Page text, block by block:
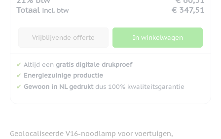
Totaal incl. btw € 347,51
Vrijblijvende offerte In winkelwagen
✔ Altijd een gratis digitale drukproef
✔ Energiezuinige productie
✔ Gewoon in NL gedruktdus 100% kwaliteitsgarantie
Geolocaliseerde V16-noodlamp voor voertuigen,